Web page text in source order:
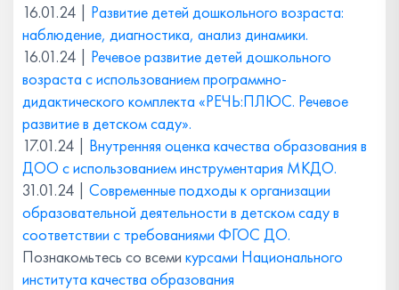
16.01.24 | Развитие детей дошкольного возраста:
наблюдение, диагностика, анализ динамики.
16.01.24 | Речевое развитие детей дошкольного
возраста с использованием программно-
дидактического комплекта «РЕЧЬ:ПЛЮС. Речевое
развитие в детском саду».
17.01.24 | Внутренняя оценка качества образования в
ДОО с использованием инструментария МКДО.
31.01.24 | Современные подходы к организации
образовательной деятельности в детском саду в
соответствии с требованиями ФГОС ДО.
Познакомьтесь со всеми курсами Национального
института качества образования